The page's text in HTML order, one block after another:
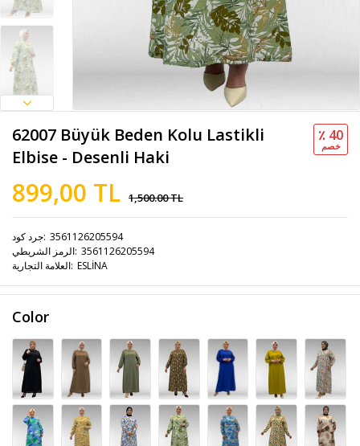
62007 Büyük Beden Kolu Lastikli
Elbise - Desenli Haki
899,00 TL 1,500.00 TL
٪ 40
خصم
جرد كود 3561126205594
الرمز الشريطي 3561126205594
العلامة التجارية ESLİNA
Color